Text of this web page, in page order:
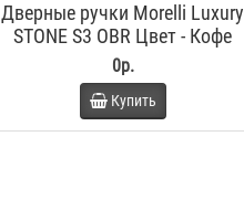
Дверные ручки Morelli Luxury
STONE S3 OBR Цвет - Кофе
0р.
Купить